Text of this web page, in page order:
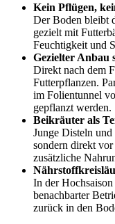
Kein Pflügen,
Der Boden bleibt
gezielt mit
Feuchtigkeit und
Gezielter
Direkt nach dem
Futterpflanzen.
im Folientunnel
gepflanzt werden.
Beikräuter als
Junge Disteln
sondern direkt
zusätzliche
In der
benachbarter
zurück in den